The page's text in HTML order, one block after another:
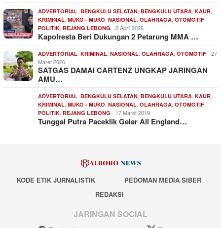
ADVERTORIAL BENGKULU SELATAN BENGKULU UTARA KAUR
KRIMINAL MUKO - MUKO NASIONAL OLAHRAGA OTOMOTIF
POLITIK REJANG LEBONG 2 April 2026
Kapolresta Beri Dukungan 2 Petarung MMA …
ADVERTORIAL KRIMINAL NASIONAL OLAHRAGA OTOMOTIF
27
Maret 2026
SATGAS DAMAI CARTENZ UNGKAP JARINGAN
AMU…
ADVERTORIAL BENGKULU SELATAN BENGKULU UTARA KAUR
KRIMINAL MUKO - MUKO NASIONAL OLAHRAGA OTOMOTIF
POLITIK REJANG LEBONG 17 Maret 2019
Tunggal Putra Paceklik Gelar All England…
KODE ETIK JURNALISTIK
PEDOMAN MEDIA SIBER
REDAKSI
JARINGAN SOCIAL